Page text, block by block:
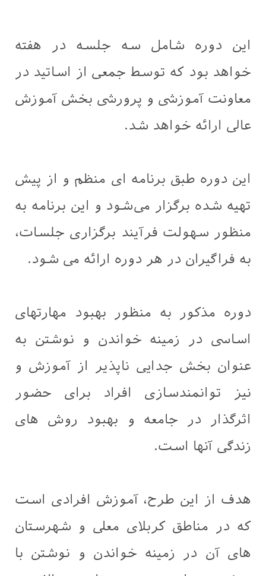
این دوره شامل سه جلسه در هفته
خواهد بود که توسط جمعی از اساتید در
معاونت آموزشی و پرورشی بخش آموزش
عالی ارائه خواهد شد.
این دوره طبق برنامه ای منظم و از پیش
تهیه شده برگزار می‌شود و این برنامه به
منظور سهولت فرآیند برگزاری جلسات،
به فراگیران در هر دوره ارائه می شود.
دوره مذکور به منظور بهبود مهارتهای
اساسی در زمینه خواندن و نوشتن به
عنوان بخش جدایی ناپذیر از آموزش و
نیز توانمندسازی افراد برای حضور
اثرگذار در جامعه و بهبود روش های
زندگی آنها است.
هدف از این طرح، آموزش افرادی است
که در مناطق کربلای معلی و شهرستان
های آن در زمینه خواندن و نوشتن با